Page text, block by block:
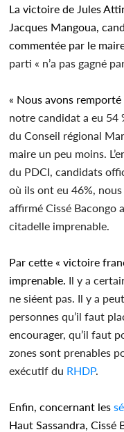
La victoire de Jules
Jacques Mangoua,
commentée par le
parti « n’a pas gagné
« Nous avons
notre candidat a eu 54
du Conseil régional
maire un peu moins.
du PDCI, candidats
où ils ont eu 46%, nous
affirmé Cissé Bacongo
citadelle imprenable.
Par cette « victoire
imprenable. Il y a
ne siéent pas. Il y a
personnes qu’il faut
encourager, qu’il faut
zones sont prenables
exécutif du RHDP.
Enfin, concernant les
Haut Sassandra, Cissé